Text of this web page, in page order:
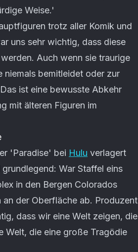
Weise.'
trotz aller Komik und
uns sehr wichtig, dass diese
Auch wenn sie traurige
niemals bemitleidet oder zur
ist eine bewusste Abkehr
mit älteren Figuren im
'Paradise' bei Hulu verlagert
War Staffel eins
in den Bergen Colorados
der Oberfläche ab. Produzent
dass wir eine Welt zeigen, die
Welt, die eine große Tragödie